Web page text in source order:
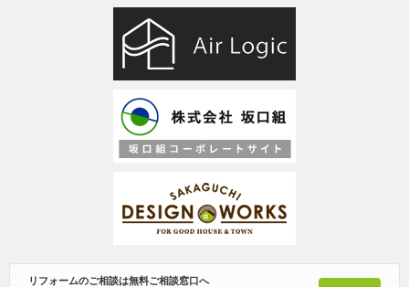
リフォームのご相談は無料ご相談窓口へ